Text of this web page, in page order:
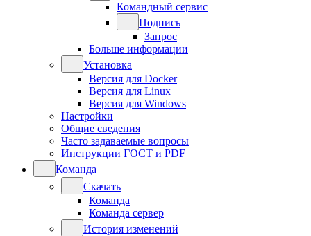
Командный сервис
Подпись
Запрос
Больше информации
Установка
Версия для Docker
Версия для Linux
Версия для Windows
Настройки
Общие сведения
Часто задаваемые вопросы
Инструкции ГОСТ и PDF
Команда
Скачать
Команда
Команда сервер
История изменений